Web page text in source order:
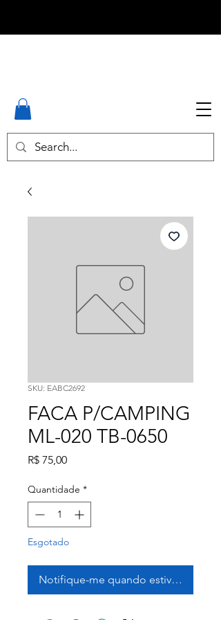
SKU: EABC2692
FACA P/CAMPING
ML-020 TB-0650
R$ 75,00Preço
Quantidade *
Esgotado
Notifique-me quando estiver